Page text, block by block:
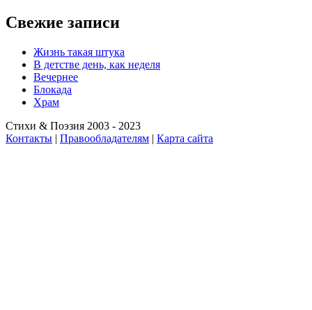
Свежие записи
Жизнь такая штука
В детстве день, как неделя
Вечернее
Блокада
Храм
Стихи & Поэзия 2003 - 2023
Контакты | Правообладателям | Карта сайта